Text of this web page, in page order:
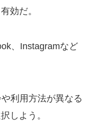
効だ。
、Instagramなど
利用方法が異なる
しよう。